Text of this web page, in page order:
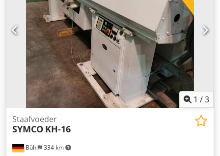
toelaatbaar gewicht van de staaf: 60 kg Pneumatische
voeding: 5 bar Maximaal pneumatisch verbruik: 6 liter
(laadcyclus) Voedingsspanning: 220-480 volt / 50 Hz-60 Hz
Credpfx Aozl E Eajh Sef Maximale stroom: 1 A Maximale
duwkracht: 167 Nm Maximale voorwaartssnelheid: > 100
m/min Laadtijd: 8-12 seconden Laadtijd voor korte stukken:
4-7 seconden
1 /3
Bühl 334 km
Staafvoeder
SYMCO KH-16